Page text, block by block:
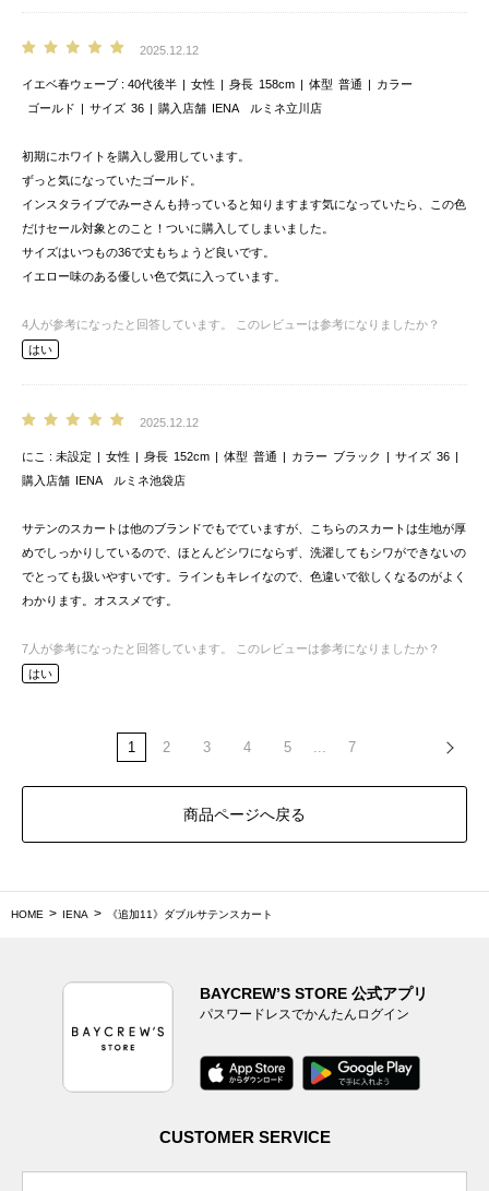
2025.12.12
イエベ春ウェーブ 40代後半 女性 身長 158cm 体型 普通
カラー
ゴールド
サイズ 36 購入店舗 IENA ルミネ立川店
初期にホワイトを購入し愛用しています。
ずっと気になっていたゴールド。
インスタライブでみーさんも持っていると知りますます気になっていたら、この色
だけセール対象とのこと！ついに購入してしまいました。
サイズはいつもの36で丈もちょうど良いです。
イエロー味のある優しい色で気に入っています。
4 人が参考になったと回答しています。
このレビューは参考になりましたか？
はい
2025.12.12
にこ 未設定 女性 身長 152cm 体型 普通 カラー ブラック サイズ 36
購入店舗 IENA ルミネ池袋店
サテンのスカートは他のブランドでもでていますが、こちらのスカートは生地が厚
めでしっかりしているので、ほとんどシワにならず、洗濯してもシワができないの
でとっても扱いやすいです。ラインもキレイなので、色違いで欲しくなるのがよく
わかります。オススメです。
7 人が参考になったと回答しています。
このレビューは参考になりましたか？
はい
1 2 3 4 5 ... 7
商品ページへ戻る
HOME IENA 《追加11》ダブルサテンスカート
BAYCREW’S STORE 公式アプリ
パスワードレスでかんたんログイン
CUSTOMER SERVICE